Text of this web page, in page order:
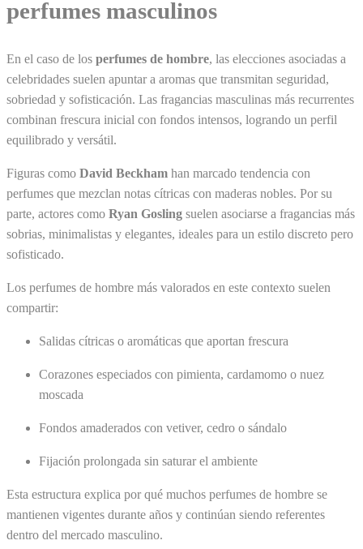
perfumes masculinos
En el caso de los perfumes de hombre, las elecciones asociadas a
celebridades suelen apuntar a aromas que transmitan seguridad,
sobriedad y sofisticación. Las fragancias masculinas más recurrentes
combinan frescura inicial con fondos intensos, logrando un perfil
equilibrado y versátil.
Figuras como David Beckham han marcado tendencia con
perfumes que mezclan notas cítricas con maderas nobles. Por su
parte, actores como Ryan Gosling suelen asociarse a fragancias más
sobrias, minimalistas y elegantes, ideales para un estilo discreto pero
sofisticado.
Los perfumes de hombre más valorados en este contexto suelen
compartir:
Salidas cítricas o aromáticas que aportan frescura
Corazones especiados con pimienta, cardamomo o nuez
moscada
Fondos amaderados con vetiver, cedro o sándalo
Fijación prolongada sin saturar el ambiente
Esta estructura explica por qué muchos perfumes de hombre se
mantienen vigentes durante años y continúan siendo referentes
dentro del mercado masculino.